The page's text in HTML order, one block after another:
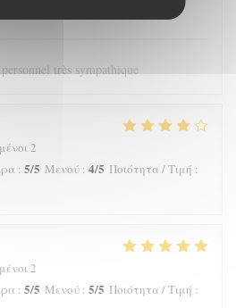
très sympathique
2
: 5/5 Μενού : 4/5 Ποιότητα / Τιμή :
2
: 5/5 Μενού : 5/5 Ποιότητα / Τιμή :